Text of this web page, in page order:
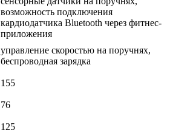
возможность подключения
кардиодатчика Bluetooth через фитнес-
приложения
управление скоростью на поручнях,
беспроводная зарядка
155
76
125